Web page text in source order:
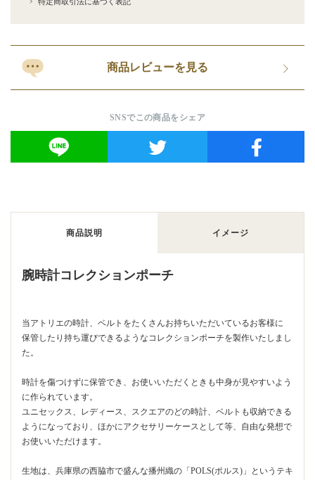
商品レビューを見る
SNSでこの商品をシェア
商品説明 イメージ
腕時計コレクションポーチ
当アトリエの時計、ベルトをたくさんお持ちいただいているお客様に
保管したり持ち運びできるようなコレクションポーチを製作いたしまし
た。
時計を傷つけずに保管でき、お使いいただくときも中身が見やすいよう
に作られています。
ユニセックス、レディース、スクエアのどの時計、ベルトも収納できる
ようになっており、ほかにアクセサリーケースとして等、自由な発想で
お使いいただけます。
生地は、兵庫県の西脇市で盛んな播州織の「POLS(ポルス)」というテキ